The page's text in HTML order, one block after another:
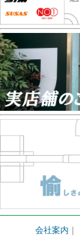
会社案内 ｜